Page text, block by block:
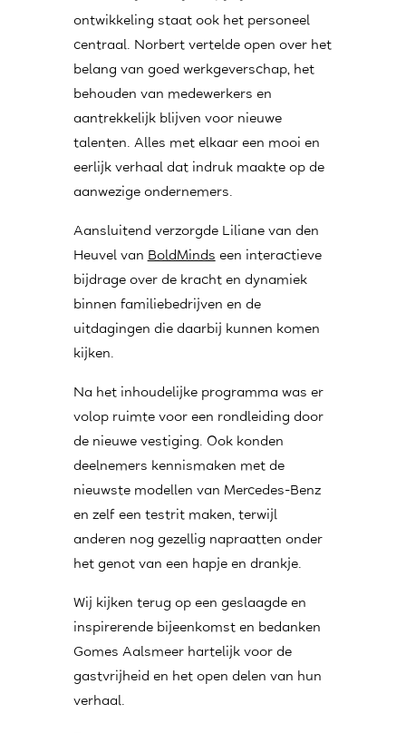
ontwikkeling staat ook het personeel
centraal. Norbert vertelde open over het
belang van goed werkgeverschap, het
behouden van medewerkers en
aantrekkelijk blijven voor nieuwe
talenten. Alles met elkaar een mooi en
eerlijk verhaal dat indruk maakte op de
aanwezige ondernemers.
Aansluitend verzorgde Liliane van den
Heuvel vanBoldMindseen interactieve
bijdrage over de kracht en dynamiek
binnen familiebedrijven en de
uitdagingen die daarbij kunnen komen
kijken.
Na het inhoudelijke programma was er
volop ruimte voor een rondleiding door
de nieuwe vestiging. Ook konden
deelnemers kennismaken met de
nieuwste modellen van Mercedes-Benz
en zelf een testrit maken, terwijl
anderen nog gezellig napraatten onder
het genot van een hapje en drankje.
Wij kijken terug op een geslaagde en
inspirerende bijeenkomst en bedanken
Gomes Aalsmeer hartelijk voor de
gastvrijheid en het open delen van hun
verhaal.